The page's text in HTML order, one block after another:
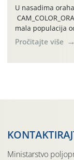
U nasadima
mala populacija
(Rhagoletis
činjenicom da je
Pročitajte više
Ministarstvo